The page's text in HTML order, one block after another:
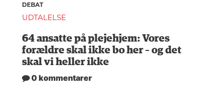
DEBAT
UDTALELSE
64 ansatte på plejehjem: Vores
forældre skal ikke bo her – og det
skal vi heller ikke
0 kommentarer